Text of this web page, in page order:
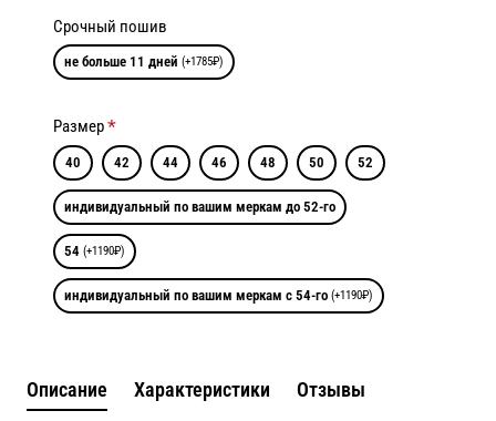
Срочный пошив
не больше 11 дней (+1785₽)
Размер
40 42 44 46 48 50 52
индивидуальный по вашим меркам до 52-го
54 (+1190₽)
индивидуальный по вашим меркам с 54-го (+1190₽)
Описание Характеристики Отзывы